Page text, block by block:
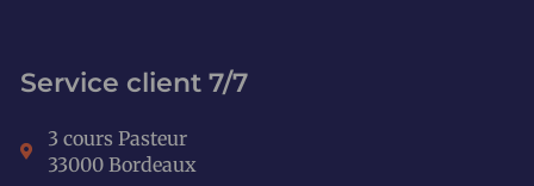
Service client 7/7
3 cours Pasteur
33000 Bordeaux